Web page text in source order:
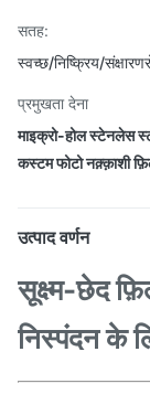
सतह:
स्वच्छ/निष्क्रिय/
प्रमुखता देना
माइक्रो-होल स्टेनलेस
कस्टम फोटो नक़्क़ाशी
उत्पाद वर्णन
सूक्ष्म-छेद
निस्पंदन के